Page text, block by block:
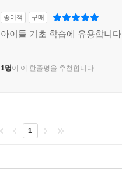
종이책 구매
아이들 기초 학습에 유용합니다
1명이 이 한줄평을 추천합니다.
1